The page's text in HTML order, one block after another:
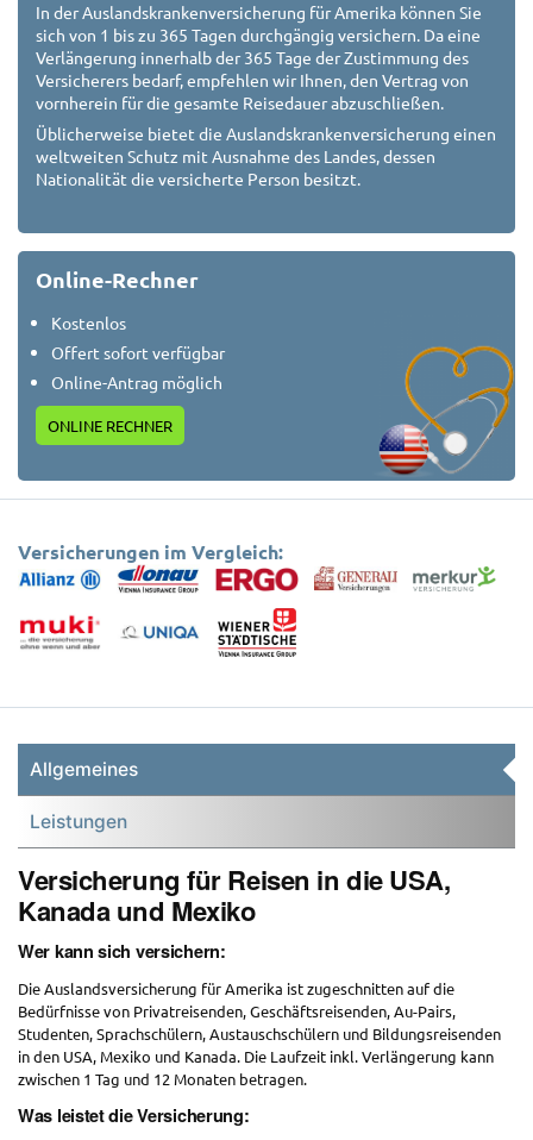
In der Auslandskrankenversicherung für Amerika können Sie
sich von 1 bis zu 365 Tagen durchgängig versichern. Da eine
Verlängerung innerhalb der 365 Tage der Zustimmung des
Versicherers bedarf, empfehlen wir Ihnen, den Vertrag von
vornherein für die gesamte Reisedauer abzuschließen.
Üblicherweise bietet die Auslandskrankenversicherung einen
weltweiten Schutz mit Ausnahme des Landes, dessen
Nationalität die versicherte Person besitzt.
Online-Rechner
Kostenlos
Offert sofort verfügbar
Online-Antrag möglich
ONLINE RECHNER
Versicherungen im Vergleich:
Allgemeines
Leistungen
Versicherung für Reisen in die USA,
Kanada und Mexiko
Wer kann sich versichern:
Die Auslandsversicherung für Amerika ist zugeschnitten auf die
Bedürfnisse von Privatreisenden, Geschäftsreisenden, Au-Pairs,
Studenten, Sprachschülern, Austauschschülern und Bildungsreisenden
in den USA, Mexiko und Kanada. Die Laufzeit inkl. Verlängerung kann
zwischen 1 Tag und 12 Monaten betragen.
Was leistet die Versicherung: